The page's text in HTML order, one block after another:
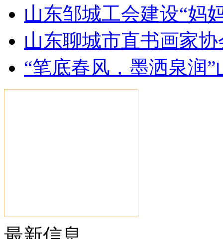
山东邹城工会建设“妈
山东聊城市直书画家
“笔底春风，墨洒泉润